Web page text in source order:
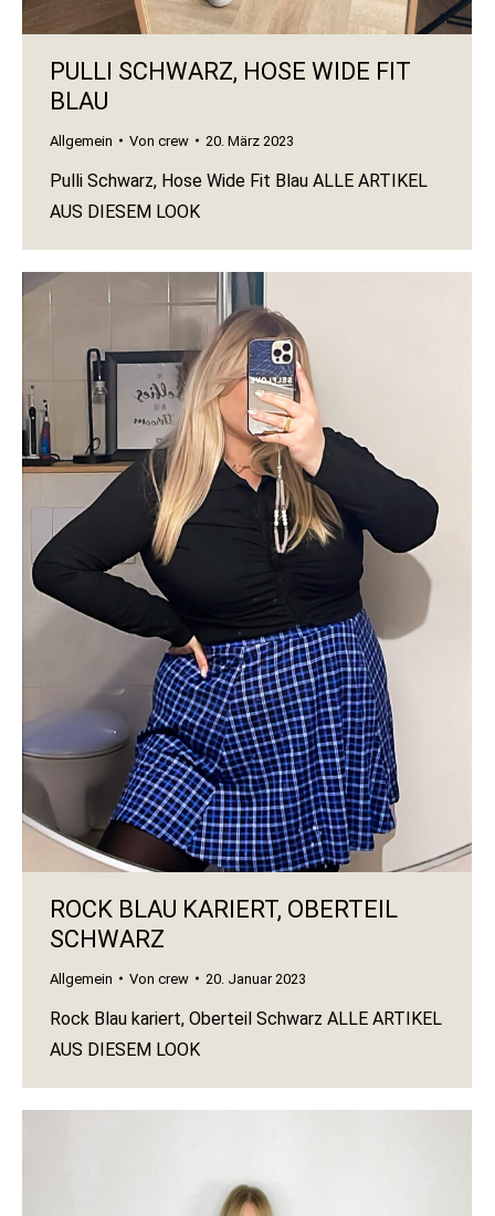
PULLI SCHWARZ, HOSE WIDE FIT
BLAU
Allgemein Von crew 20. März 2023
Pulli Schwarz, Hose Wide Fit Blau ALLE ARTIKEL
AUS DIESEM LOOK
ROCK BLAU KARIERT, OBERTEIL
SCHWARZ
Allgemein Von crew 20. Januar 2023
Rock Blau kariert, Oberteil Schwarz ALLE ARTIKEL
AUS DIESEM LOOK